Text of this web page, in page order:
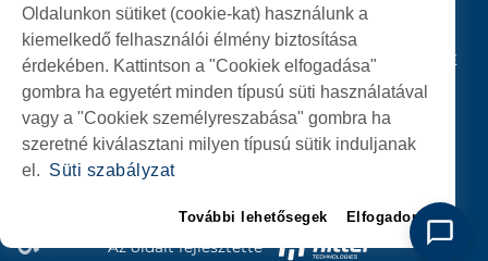
SZEMÉLYES ADATOK VÉDELME
Az oldalt fejlesztette
SZATMÁRNÉMETI
POLGÁRMESTERI HIVATAL
P-ȚA 25 OCTOMBRIE, NR. 1 CORP M, 440026 SATU MARE
Oldalunkon sütiket (cookie-kat) használunk a
kiemelkedő felhasználói élmény biztosítása
érdekében. Kattintson a "Cookiek elfogadása"
gombra ha egyetért minden típusú süti használatával
vagy a "Cookiek személyreszabása" gombra ha
szeretné kiválasztani milyen típusú sütik induljanak
el. Süti szabályzat
További lehetősegek Elfogadom